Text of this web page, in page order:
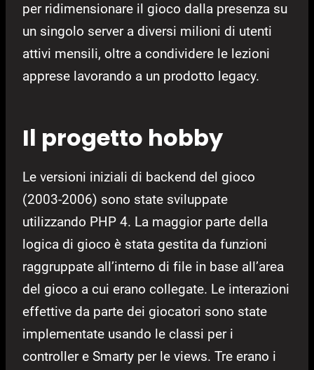
per ridimensionare il gioco dalla presenza su
un singolo server a diversi milioni di utenti
attivi mensili, oltre a condividere le lezioni
apprese lavorando a un prodotto legacy.
Il progetto hobby
Le versioni iniziali di backend del gioco
(2003-2006) sono state sviluppate
utilizzando PHP 4. La maggior parte della
logica di gioco è stata gestita da funzioni
raggruppate all’interno di file in base all’area
del gioco a cui erano collegate. Le interazioni
effettive da parte dei giocatori sono state
implementate usando le classi per i
controller e Smarty per le views. Tre erano i